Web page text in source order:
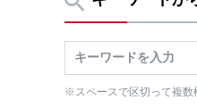
※スペースで区切って複数